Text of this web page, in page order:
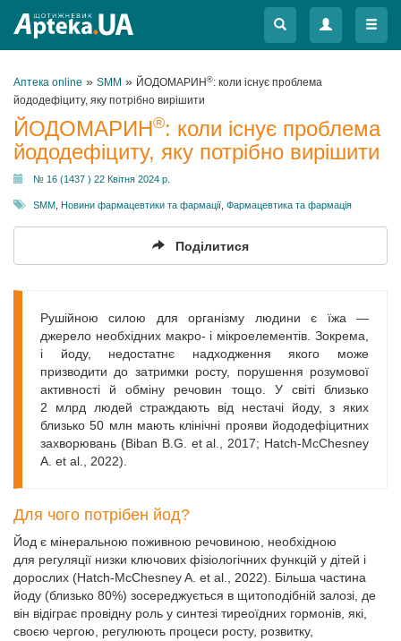
Меню
Меню
Аптека online » SMM » ЙОДОМАРИН ®: коли існує проблема
йододефіциту, яку потрібно вирішити
ЙОДОМАРИН®: коли існує проблема
йододефіциту, яку потрібно вирішити
№ 16 (1437 ) 22 Квітня 2024 р.
SMM Новини фармацевтики та фармації Фармацевтика та фармація
Поділитися
Рушійною силою для організму людини є їжа —
джерело необхідних макро- і мікроелементів. Зокрема,
і йоду, недостатнє надходження якого може
призводити до затримки росту, порушення розумової
активності й обміну речовин тощо. У світі близько
2 млрд людей страждають від нестачі йоду, з яких
близько 50 млн мають клінічні прояви йододефіцитних
захворювань (Biban B.G. et al., 2017; Hatch-McChesney
A. et al., 2022).
Для чого потрібен йод?
Йод є мінеральною поживною речовиною, необхідною
для регуляції низки ключових фізіологічних функцій у дітей і
дорослих (Hatch-McChesney A. et al., 2022). Більша частина
йоду (близько 80%) зосереджується в щитоподібній залозі, де
він відіграє провідну роль у синтезі тиреоїдних гормонів, які,
своєю чергою, регулюють процеси росту, розвитку,